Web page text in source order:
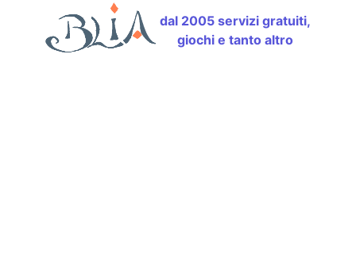
dal 2005 servizi gratuiti,
giochi e tanto altro